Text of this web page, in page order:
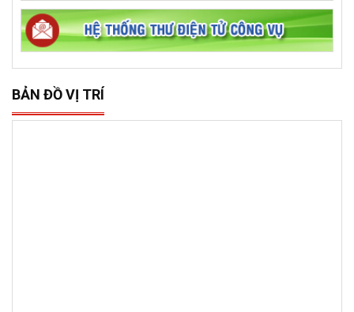
BẢN ĐỒ VỊ TRÍ